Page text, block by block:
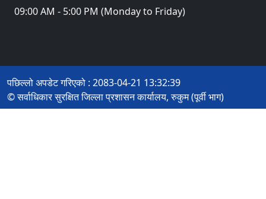
09:00 AM - 5:00 PM (Monday to Friday)
पछिल्लो अपडेट गरिएको : 2083-04-21 13:32:39
© सर्वाधिकार सुरक्षित जिल्ला प्रशासन कार्यालय, रुकुम (पूर्वी भाग)